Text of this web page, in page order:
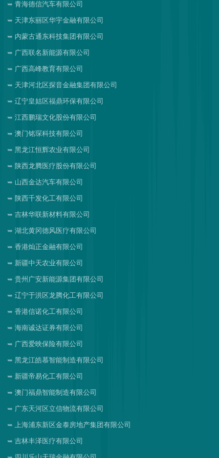
青海德信汽车有限公司
天津东丽区华宇金融有限公司
内蒙古通东科技集团有限公司
广西联名新能源有限公司
广西高峰教育有限公司
天津河北区探音金融集团有限公司
辽宁皇姑区福鼎环保有限公司
江西鹏瑞文化股份有限公司
澳门铭琛科技有限公司
黑龙江恒辉农业有限公司
陕西龙腾医疗股份有限公司
山西金达汽车有限公司
陕西千发化工有限公司
吉林华联新材料有限公司
湖北黄冈德风医疗有限公司
香港灿正金融有限公司
新疆中天农业有限公司
贵州广安新能源集团有限公司
辽宁于洪区龙腾化工有限公司
香港信诺化工有限公司
海南诚达证券有限公司
广西爱映保险有限公司
黑龙江皓慕智能制造有限公司
新疆帝易化工有限公司
澳门福鼎智能制造有限公司
广东天河区立信物流有限公司
上海浦东新区金泰房地产集团有限公司
吉林丰泽医疗有限公司